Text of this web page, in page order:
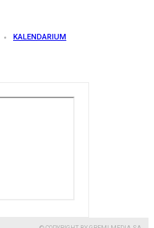
KALENDARIUM